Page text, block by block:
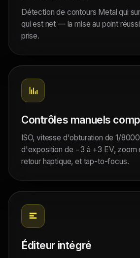
Détection de contours Metal qui
qui est net — la mise au point
prise.
Contrôles manuels
ISO, vitesse d'obturation de 1/
d'exposition de −3 à +3 EV, zoom
retour haptique, et tap-to-focus.
Éditeur intégré